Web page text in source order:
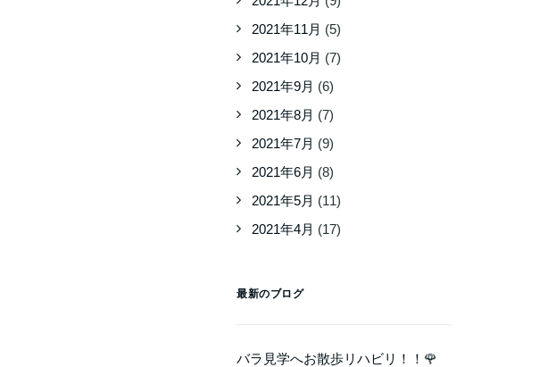
2021年11月 (5)
2021年10月 (7)
2021年9月 (6)
2021年8月 (7)
2021年7月 (9)
2021年6月 (8)
2021年5月 (11)
2021年4月 (17)
最新のブログ
バラ見学へお散歩リハビリ！！🌹